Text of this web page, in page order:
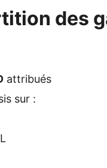
des
attribués
sur :